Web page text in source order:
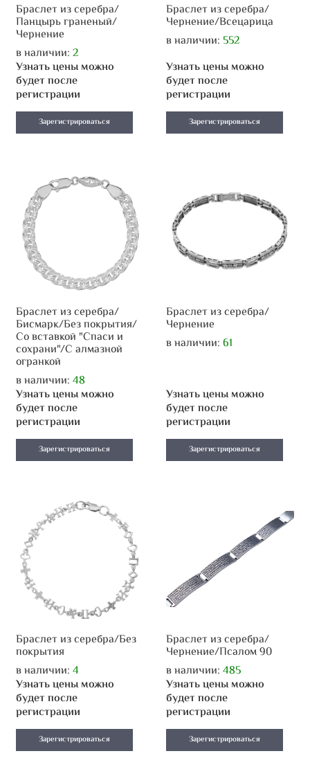
Браслет из серебра/
Панцырь граненый/
Чернение
в наличии: 2
Узнать цены можно
будет после
регистрации
Зарегистрироваться
Браслет из серебра/
Чернение/Всецарица
в наличии: 552
Узнать цены можно
будет после
регистрации
Зарегистрироваться
Браслет из серебра/
Бисмарк/Без покрытия/
Со вставкой "Спаси и
сохрани"/С алмазной
огранкой
в наличии: 48
Узнать цены можно
будет после
регистрации
Зарегистрироваться
Браслет из серебра/
Чернение
в наличии: 61
Узнать цены можно
будет после
регистрации
Зарегистрироваться
Браслет из серебра/Без
покрытия
в наличии: 4
Узнать цены можно
будет после
регистрации
Зарегистрироваться
Браслет из серебра/
Чернение/Псалом 90
в наличии: 485
Узнать цены можно
будет после
регистрации
Зарегистрироваться